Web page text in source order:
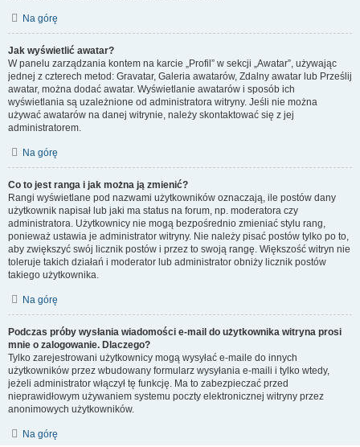
Na górę
Jak wyświetlić awatar?
W panelu zarządzania kontem na karcie „Profil” w sekcji „Awatar”, używając
jednej z czterech metod: Gravatar, Galeria awatarów, Zdalny awatar lub Prześlij
awatar, można dodać awatar. Wyświetlanie awatarów i sposób ich
wyświetlania są uzależnione od administratora witryny. Jeśli nie można
używać awatarów na danej witrynie, należy skontaktować się z jej
administratorem.
Na górę
Co to jest ranga i jak można ją zmienić?
Rangi wyświetlane pod nazwami użytkowników oznaczają, ile postów dany
użytkownik napisał lub jaki ma status na forum, np. moderatora czy
administratora. Użytkownicy nie mogą bezpośrednio zmieniać stylu rang,
ponieważ ustawia je administrator witryny. Nie należy pisać postów tylko po to,
aby zwiększyć swój licznik postów i przez to swoją rangę. Większość witryn nie
toleruje takich działań i moderator lub administrator obniży licznik postów
takiego użytkownika.
Na górę
Podczas próby wysłania wiadomości e-mail do użytkownika witryna prosi
mnie o zalogowanie. Dlaczego?
Tylko zarejestrowani użytkownicy mogą wysyłać e-maile do innych
użytkowników przez wbudowany formularz wysyłania e-maili i tylko wtedy,
jeżeli administrator włączył tę funkcję. Ma to zabezpieczać przed
nieprawidłowym używaniem systemu poczty elektronicznej witryny przez
anonimowych użytkowników.
Na górę